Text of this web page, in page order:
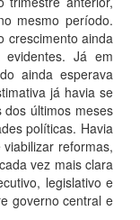
mesmo período.
crescimento ainda
evidentes. Já em
ainda esperava
já havia se
últimos meses
políticas. Havia
reformas,
vez mais clara
legislativo e
governo central e